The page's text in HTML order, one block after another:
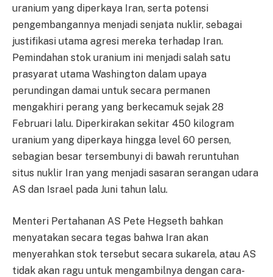
uranium yang diperkaya Iran, serta potensi
pengembangannya menjadi senjata nuklir, sebagai
justifikasi utama agresi mereka terhadap Iran.
Pemindahan stok uranium ini menjadi salah satu
prasyarat utama Washington dalam upaya
perundingan damai untuk secara permanen
mengakhiri perang yang berkecamuk sejak 28
Februari lalu. Diperkirakan sekitar 450 kilogram
uranium yang diperkaya hingga level 60 persen,
sebagian besar tersembunyi di bawah reruntuhan
situs nuklir Iran yang menjadi sasaran serangan udara
AS dan Israel pada Juni tahun lalu.
Menteri Pertahanan AS Pete Hegseth bahkan
menyatakan secara tegas bahwa Iran akan
menyerahkan stok tersebut secara sukarela, atau AS
tidak akan ragu untuk mengambilnya dengan cara-